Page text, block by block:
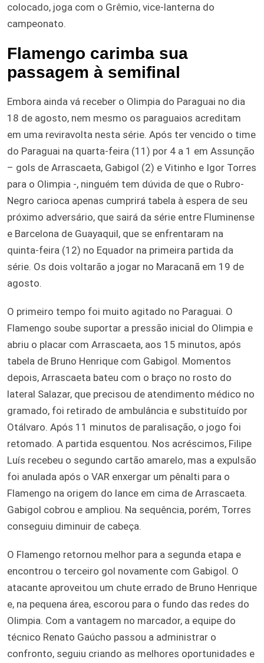
colocado, joga com o Grêmio, vice-lanterna do
campeonato.
Flamengo carimba sua
passagem à semifinal
Embora ainda vá receber o Olimpia do Paraguai no dia
18 de agosto, nem mesmo os paraguaios acreditam
em uma reviravolta nesta série. Após ter vencido o time
do Paraguai na quarta-feira (11) por 4 a 1 em Assunção
– gols de Arrascaeta, Gabigol (2) e Vitinho e Igor Torres
para o Olimpia -, ninguém tem dúvida de que o Rubro-
Negro carioca apenas cumprirá tabela à espera de seu
próximo adversário, que sairá da série entre Fluminense
e Barcelona de Guayaquil, que se enfrentaram na
quinta-feira (12) no Equador na primeira partida da
série. Os dois voltarão a jogar no Maracanã em 19 de
agosto.
O primeiro tempo foi muito agitado no Paraguai. O
Flamengo soube suportar a pressão inicial do Olimpia e
abriu o placar com Arrascaeta, aos 15 minutos, após
tabela de Bruno Henrique com Gabigol. Momentos
depois, Arrascaeta bateu com o braço no rosto do
lateral Salazar, que precisou de atendimento médico no
gramado, foi retirado de ambulância e substituído por
Otálvaro. Após 11 minutos de paralisação, o jogo foi
retomado. A partida esquentou. Nos acréscimos, Filipe
Luís recebeu o segundo cartão amarelo, mas a expulsão
foi anulada após o VAR enxergar um pênalti para o
Flamengo na origem do lance em cima de Arrascaeta.
Gabigol cobrou e ampliou. Na sequência, porém, Torres
conseguiu diminuir de cabeça.
O Flamengo retornou melhor para a segunda etapa e
encontrou o terceiro gol novamente com Gabigol. O
atacante aproveitou um chute errado de Bruno Henrique
e, na pequena área, escorou para o fundo das redes do
Olimpia. Com a vantagem no marcador, a equipe do
técnico Renato Gaúcho passou a administrar o
confronto, seguiu criando as melhores oportunidades e